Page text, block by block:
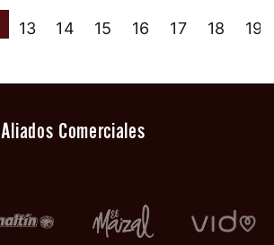
13 14 15 16 17 18 19
Aliados Comerciales